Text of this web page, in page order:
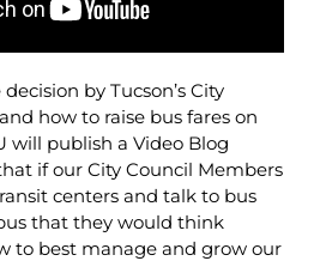
by Tucson’s City
how to raise bus fares on
will publish a Video Blog
if our City Council Members
centers and talk to bus
that they would think
to best manage and grow our